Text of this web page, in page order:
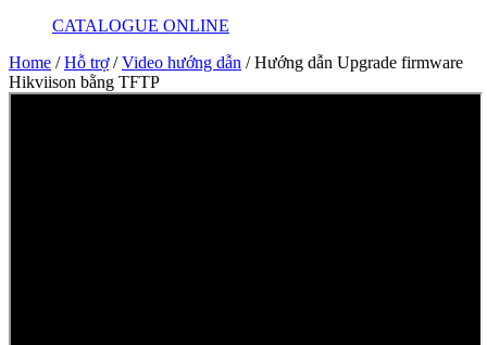
CATALOGUE ONLINE
Home / Hỗ trợ / Video hướng dẫn / Hướng dẫn Upgrade firmware
Hikviison bằng TFTP